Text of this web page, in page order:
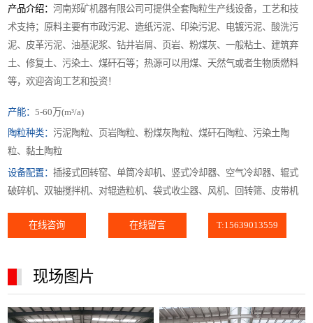
产品介绍：河南郑矿机器有限公司可提供全套陶粒生产线设备，工艺和技
术支持；原料主要有市政污泥、造纸污泥、印染污泥、电镀污泥、酸洗污
泥、皮革污泥、油基泥浆、钻井岩屑、页岩、粉煤灰、一般粘土、建筑弃
土、修复土、污染土、煤矸石等；热源可以用煤、天然气或者生物质燃料
等，欢迎咨询工艺和投资！
产能：5-60万(m³/a)
陶粒种类：污泥陶粒、页岩陶粒、粉煤灰陶粒、煤矸石陶粒、污染土陶
粒、黏土陶粒
设备配置：插接式回转窑、单筒冷却机、竖式冷却器、空气冷却器、辊式
破碎机、双轴搅拌机、对辊造粒机、袋式收尘器、风机、回转筛、皮带机
在线咨询 在线留言 T:15639013559
现场图片